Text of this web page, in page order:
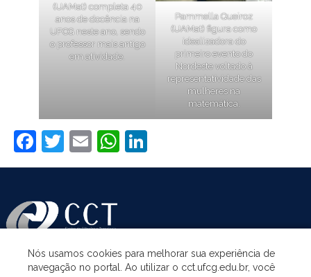
(UAMat) completa 40
anos de docência na
UFCG neste ano, sendo
o professor mais antigo
em atividade.
Pammella Queiroz
(UAMat) figura como
idealizadora do
primeiro evento do
Nordeste voltado à
representatividade das
mulheres na
matemática.
Facebook
Twitter
EmailWhatsApp
Nós usamos cookies para melhorar sua experiência de
navegação no portal. Ao utilizar o cct.ufcg.edu.br, você